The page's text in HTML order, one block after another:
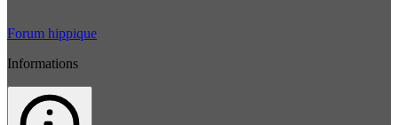
Forum hippique
Informations